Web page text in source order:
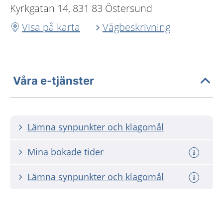
Kyrkgatan 14, 831 83 Östersund
Visa på karta
Vägbeskrivning
Våra e-tjänster
Lämna synpunkter och klagomål
Mina bokade tider
Lämna synpunkter och klagomål